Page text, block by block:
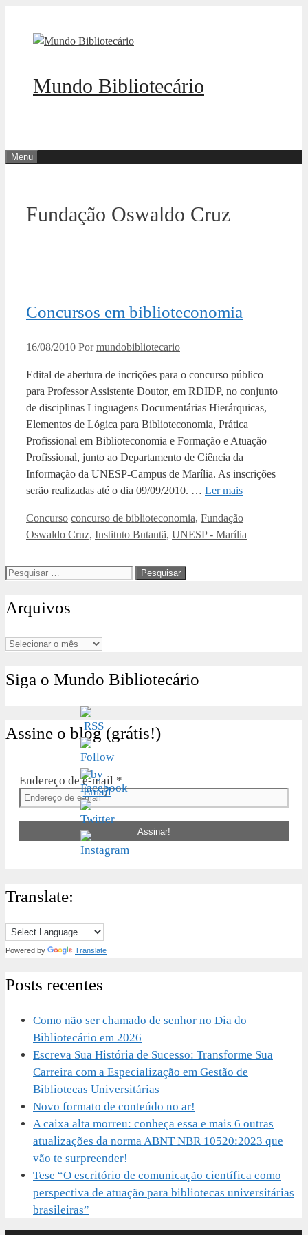
Mundo Bibliotecário
Menu
Fundação Oswaldo Cruz
Concursos em biblioteconomia
16/08/2010 Pormundobibliotecario
Edital de abertura de incrições para o concurso público
para Professor Assistente Doutor, em RDIDP, no conjunto
de disciplinas Linguagens Documentárias Hierárquicas,
Elementos de Lógica para Biblioteconomia, Prática
Profissional em Biblioteconomia e Formação e Atuação
Profissional, junto ao Departamento de Ciência da
Informação da UNESP-Campus de Marília. As inscrições
serão realizadas até o dia 09/09/2010. … Ler mais
Categorias
Concurso Tags
concurso de biblioteconomia, Fundação
Oswaldo Cruz, Instituto Butantã, UNESP - Marília
Pesquisar
Arquivos
Arquivos
Siga o Mundo Bibliotecário
Assine o blog (grátis!)
Endereço de e-mail *
Translate:
Powered by Translate
Posts recentes
Como não ser chamado de senhor no Dia do
Bibliotecário em 2026
Escreva Sua História de Sucesso: Transforme Sua
Carreira com a Especialização em Gestão de
Bibliotecas Universitárias
Novo formato de conteúdo no ar!
A caixa alta morreu: conheça essa e mais 6 outras
atualizações da norma ABNT NBR 10520:2023 que
vão te surpreender!
Tese “O escritório de comunicação científica como
perspectiva de atuação para bibliotecas universitárias
brasileiras”